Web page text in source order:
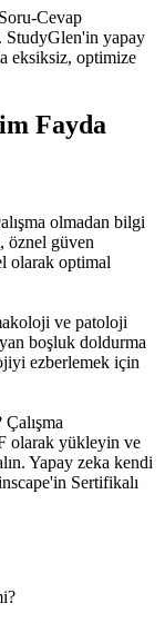
Cevap
StudyGlen'in yapay
eksiksiz, optimize
Fayda
olmadan bilgi
öznel güven
olarak optimal
ve patoloji
boşluk doldurma
ezberlemek için
olarak yükleyin ve
Yapay zeka kendi
Sertifikalı